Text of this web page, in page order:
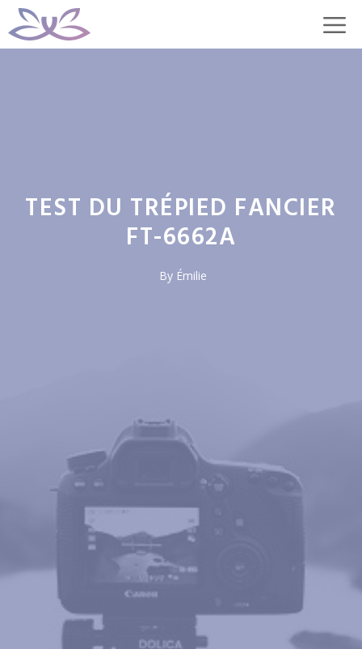
Aller
au
TEST DU TRÉPIED FANCIER
FT-6662A
By Émilie